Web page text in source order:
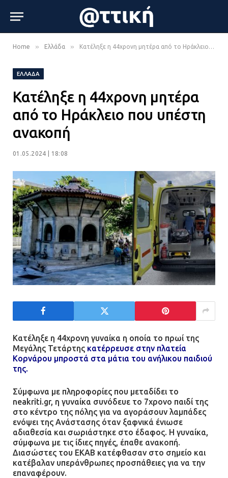
Home » Ελλάδα » Κατέληξε η 44χρονη μητέρα από το Ηράκλειο που υπέστη ανακοπή
ΕΛΛΆΔΑ
Κατέληξε η 44χρονη μητέρα
από το Ηράκλειο που υπέστη
ανακοπή
01.05.2024 | 18:08
Κατέληξε η 44χρονη γυναίκα η οποία το πρωί της
Μεγάλης Τετάρτης κατέρρευσε στην πλατεία
Κορνάρου μπροστά στα μάτια του ανήλικου παιδιού
της.
Σύμφωνα με πληροφορίες που μεταδίδει το
neakriti.gr, η γυναίκα συνόδευε το 7χρονο παιδί της
στο κέντρο της πόλης για να αγοράσουν λαμπάδες
ενόψει της Ανάστασης όταν ξαφνικά ένιωσε
αδιαθεσία και σωριάστηκε στο έδαφος. Η γυναίκα,
σύμφωνα με τις ίδιες πηγές, έπαθε ανακοπή.
Διασώστες του ΕΚΑΒ κατέφθασαν στο σημείο και
κατέβαλαν υπεράνθρωπες προσπάθειες για να την
επαναφέρουν.